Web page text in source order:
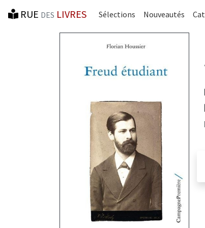
RUE DES LIVRES Sélections Nouveautés